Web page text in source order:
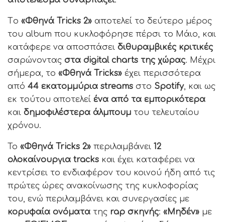
Tο «Φθηνά Tricks 2» αποτελεί το δεύτερο μέρος
του album που κυκλοφόρησε πέρσι το Μάιο, και
κατάφερε να αποσπάσει διθυραμβικές κριτικές
σαρώνοντας στα digital charts της χώρας. Μέχρι
σήμερα, το «Φθηνά Tricks» έχει περισσότερα
από 44 εκατομμύρια streams στο Spotify, και ως
εκ τούτου αποτελεί ένα από τα εμπορικότερα
και δημοφιλέστερα άλμπουμ του τελευταίου
χρόνου.
Το «Φθηνά Tricks 2» περιλαμβάνει 12
ολοκαίνουργια tracks και έχει καταφέρει να
κεντρίσει το ενδιαφέρον του κοινού ήδη από τις
πρώτες ώρες ανακοίνωσης της κυκλοφορίας
του, ενώ περιλαμβάνει και συνεργασίες με
κορυφαία ονόματα της rap σκηνής: «Μηδέν» με